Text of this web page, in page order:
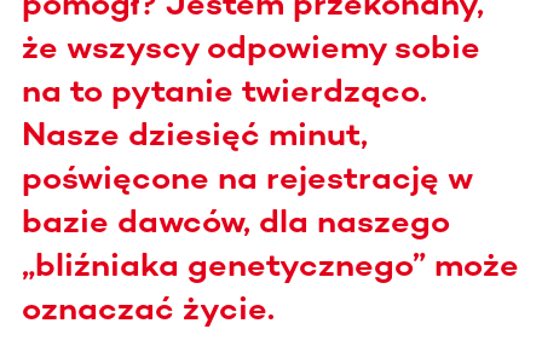
że wszyscy odpowiemy sobie
na to pytanie twierdząco.
Nasze dziesięć minut,
poświęcone na rejestrację w
bazie dawców, dla naszego
„bliźniaka genetycznego” może
oznaczać życie.